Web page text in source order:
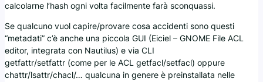
calcolarne l’hash ogni volta facilmente farà sconquassi.
Se qualcuno vuol capire/provare cosa accidenti sono questi
“metadati” c’è anche una piccola GUI (Eiciel – GNOME File ACL
editor, integrata con Nautilus) e via CLI
getfattr/setfattr (come per le ACL getfacl/setfacl) oppure
chattr/lsattr/chacl/… qualcuna in genere è preinstallata nelle